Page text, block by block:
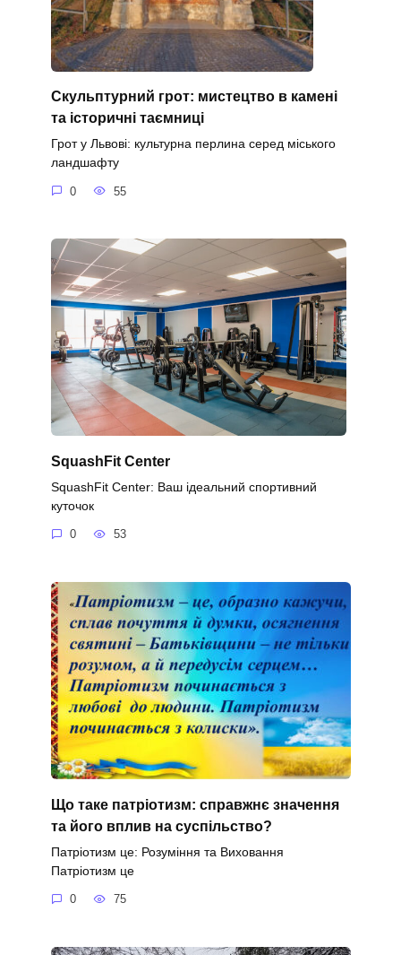
Скульптурний грот: мистецтво в камені
та історичні таємниці
Грот у Львові: культурна перлина серед міського
ландшафту
0 55
SquashFit Center
SquashFit Center: Ваш ідеальний спортивний
куточок
0 53
Що таке патріотизм: справжнє значення
та його вплив на суспільство?
Патріотизм це: Розуміння та Виховання
Патріотизм це
0 75